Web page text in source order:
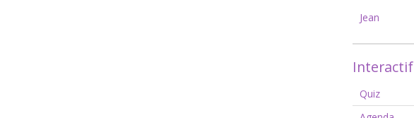
Jean
Interactif
Quiz